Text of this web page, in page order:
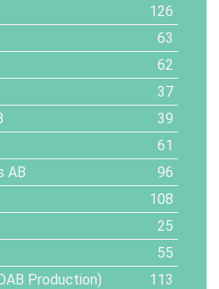
126
63
62
37
39
61
AB
96
108
25
55
Production)
113